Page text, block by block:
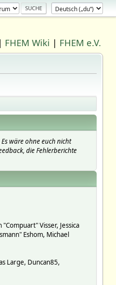
FHEM Wiki | FHEM e.V.
wäre ohne euch nicht
die Fehlerberichte
Visser, Jessica
Eshom, Michael
Large, Duncan85,